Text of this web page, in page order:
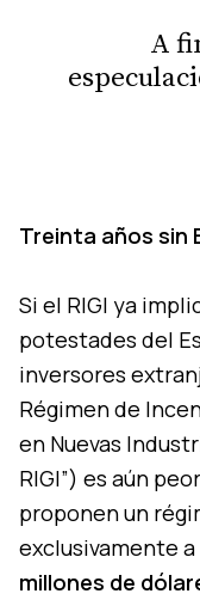
A
Treinta años sin
Si el RIGI ya
potestades del
inversores
Régimen de
en Nuevas
RIGI”) es aún
proponen un
exclusivamente a
millones de